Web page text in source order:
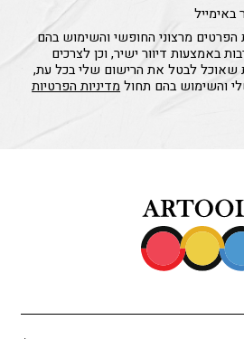
באימייל
מרצוני החופשי והשימוש בהם
באמצעות דיוור ישיר, וכן לצרכים
שאוכל לבטל את הרישום שלי בכל עת,
והשימוש בהם תחולמדיניות הפרטיות